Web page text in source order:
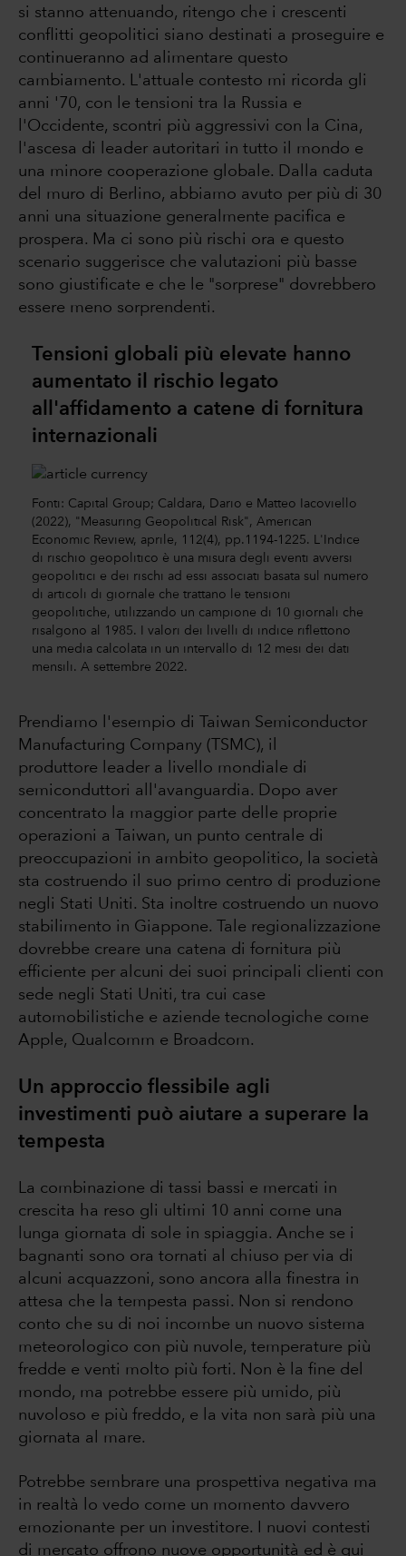
si stanno attenuando, ritengo che i crescenti
conflitti geopolitici siano destinati a proseguire e
continueranno ad alimentare questo
cambiamento. L'attuale contesto mi ricorda gli
anni '70, con le tensioni tra la Russia e
l'Occidente, scontri più aggressivi con la Cina,
l'ascesa di leader autoritari in tutto il mondo e
una minore cooperazione globale. Dalla caduta
del muro di Berlino, abbiamo avuto per più di 30
anni una situazione generalmente pacifica e
prospera. Ma ci sono più rischi ora e questo
scenario suggerisce che valutazioni più basse
sono giustificate e che le "sorprese" dovrebbero
essere meno sorprendenti.
Tensioni globali più elevate hanno
aumentato il rischio legato
all'affidamento a catene di fornitura
internazionali
Fonti: Capital Group; Caldara, Dario e Matteo Iacoviello
(2022), "Measuring Geopolitical Risk", American
Economic Review, aprile, 112(4), pp.1194-1225. L'Indice
di rischio geopolitico è una misura degli eventi avversi
geopolitici e dei rischi ad essi associati basata sul numero
di articoli di giornale che trattano le tensioni
geopolitiche, utilizzando un campione di 10 giornali che
risalgono al 1985. I valori dei livelli di indice riflettono
una media calcolata in un intervallo di 12 mesi dei dati
mensili. A settembre 2022.
Prendiamo l'esempio di Taiwan Semiconductor
Manufacturing Company (TSMC), il
produttore leader a livello mondiale di
semiconduttori all'avanguardia. Dopo aver
concentrato la maggior parte delle proprie
operazioni a Taiwan, un punto centrale di
preoccupazioni in ambito geopolitico, la società
sta costruendo il suo primo centro di produzione
negli Stati Uniti. Sta inoltre costruendo un nuovo
stabilimento in Giappone. Tale regionalizzazione
dovrebbe creare una catena di fornitura più
efficiente per alcuni dei suoi principali clienti con
sede negli Stati Uniti, tra cui case
automobilistiche e aziende tecnologiche come
Apple, Qualcomm e Broadcom.
Un approccio flessibile agli
investimenti può aiutare a superare la
tempesta
La combinazione di tassi bassi e mercati in
crescita ha reso gli ultimi 10 anni come una
lunga giornata di sole in spiaggia. Anche se i
bagnanti sono ora tornati al chiuso per via di
alcuni acquazzoni, sono ancora alla finestra in
attesa che la tempesta passi. Non si rendono
conto che su di noi incombe un nuovo sistema
meteorologico con più nuvole, temperature più
fredde e venti molto più forti. Non è la fine del
mondo, ma potrebbe essere più umido, più
nuvoloso e più freddo, e la vita non sarà più una
giornata al mare.
Potrebbe sembrare una prospettiva negativa ma
in realtà lo vedo come un momento davvero
emozionante per un investitore. I nuovi contesti
di mercato offrono nuove opportunità ed è qui